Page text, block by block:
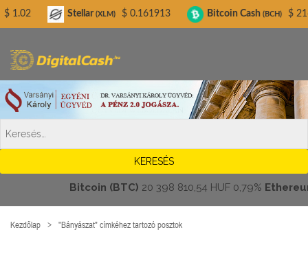
Bitcoin (BTC) 20 398 810,54 HUF0,79% Ethereum
Kezdőlap "Bányászat" címkéhez tartozó posztok
Stellar (XLM) $ 0.161913 Bitcoin Cash(BCH) $ 216.44
Digitalcash.hu